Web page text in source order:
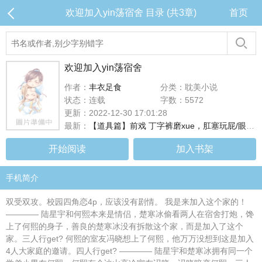
欢迎加入yin荡宿舍 目录 (共3章) 首页
欢迎加入yin荡宿舍
作者： 丰衣足食
分类：耽美小说
状态：连载
字数：5572
更新：2022-12-30 17:01:28
最新：
【道具篇】前戏 丁字裤磨xue，肛塞玩屁/眼，插着肛塞舔xue
开始阅读 加入书架
手机简介
双受双攻。校园四角恋4p，应该没有剧情。 我是来加入这个家的！
———— 陆星宇和何熙本来是情侣，楚寒冰偷看两人在宿舍打炮，馋
上了何熙的身子，善良的楚寒冰没有拆散这个家，而是加入了这个
家。三人行get? 何熙的室友冯晓想上了何熙，他万万没想到这是加入
4人大家庭的邀请。四人行get? ———— 陆星宇和楚寒冰拥有同一个